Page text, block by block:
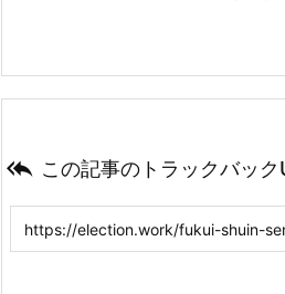
 この記事のトラックバック